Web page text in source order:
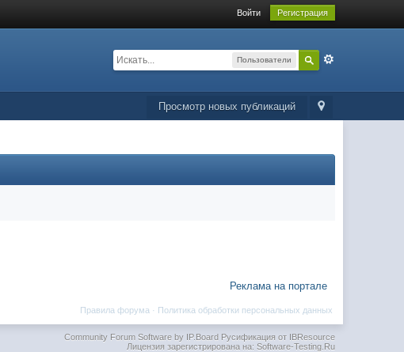
Войти Регистрация
Пользователи
Просмотр новых публикаций
Реклама на портале
Политика обработки персональных данных
Правила форума ·
Community Forum Software by IP.BoardРусификация от IBResource
Лицензия зарегистрирована на: Software-Testing.Ru